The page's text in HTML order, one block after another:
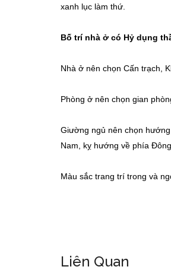
xanh lục làm thứ.
Bố trí nhà ở có Hỷ dụng
Nhà ở nên chọn Cấn trạch,
Phòng ở nên chọn gian
Giường ngủ nên chọn
Nam, kỵ hướng về phía
Màu sắc trang trí trong và
Liên Quan